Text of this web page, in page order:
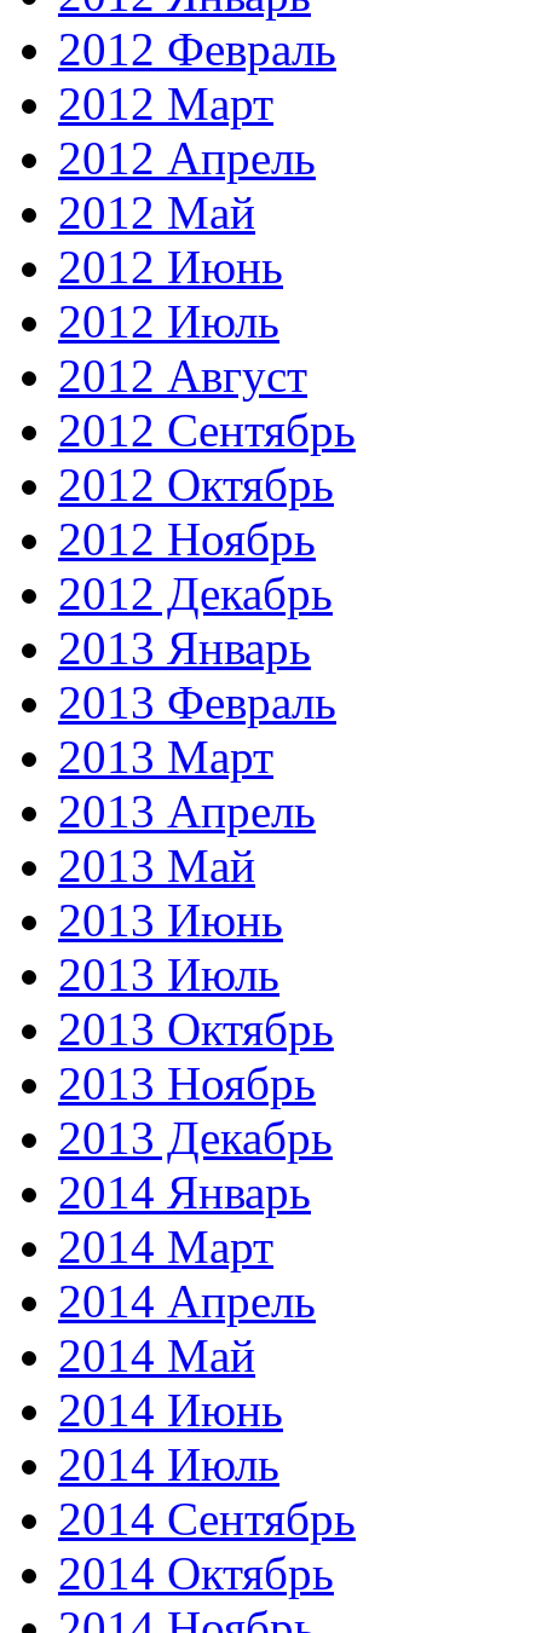
2012 Февраль
2012 Март
2012 Апрель
2012 Май
2012 Июнь
2012 Июль
2012 Август
2012 Сентябрь
2012 Октябрь
2012 Ноябрь
2012 Декабрь
2013 Январь
2013 Февраль
2013 Март
2013 Апрель
2013 Май
2013 Июнь
2013 Июль
2013 Октябрь
2013 Ноябрь
2013 Декабрь
2014 Январь
2014 Март
2014 Апрель
2014 Май
2014 Июнь
2014 Июль
2014 Сентябрь
2014 Октябрь